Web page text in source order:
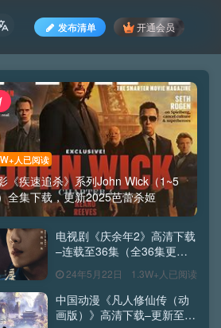
发布清单 开通会员
人已阅读
《疾速追杀》系列John Wick（1~5
全集下载，更新2025芭蕾杀姬
电视剧《庆余年2》高清下载
–连载至36集（全36集更新
24年5月22日 1.3W+人已阅读
中国动漫《凡人修仙传（动
画版）》高清下载–更新至